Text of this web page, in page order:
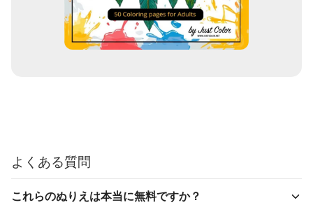
よくある質問
これらのぬりえは本当に無料ですか？